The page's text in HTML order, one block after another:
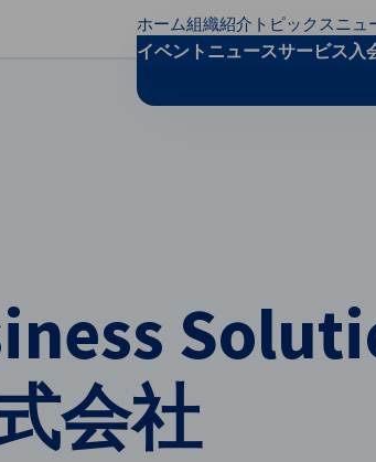
ホーム組織紹介 トピックスニュ
イベント ニュースサービス入
会社